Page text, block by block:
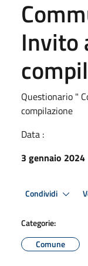
Invito
Questionario "
compilazione
Data :
3 gennaio 2024
Condividi
Categorie:
Comune